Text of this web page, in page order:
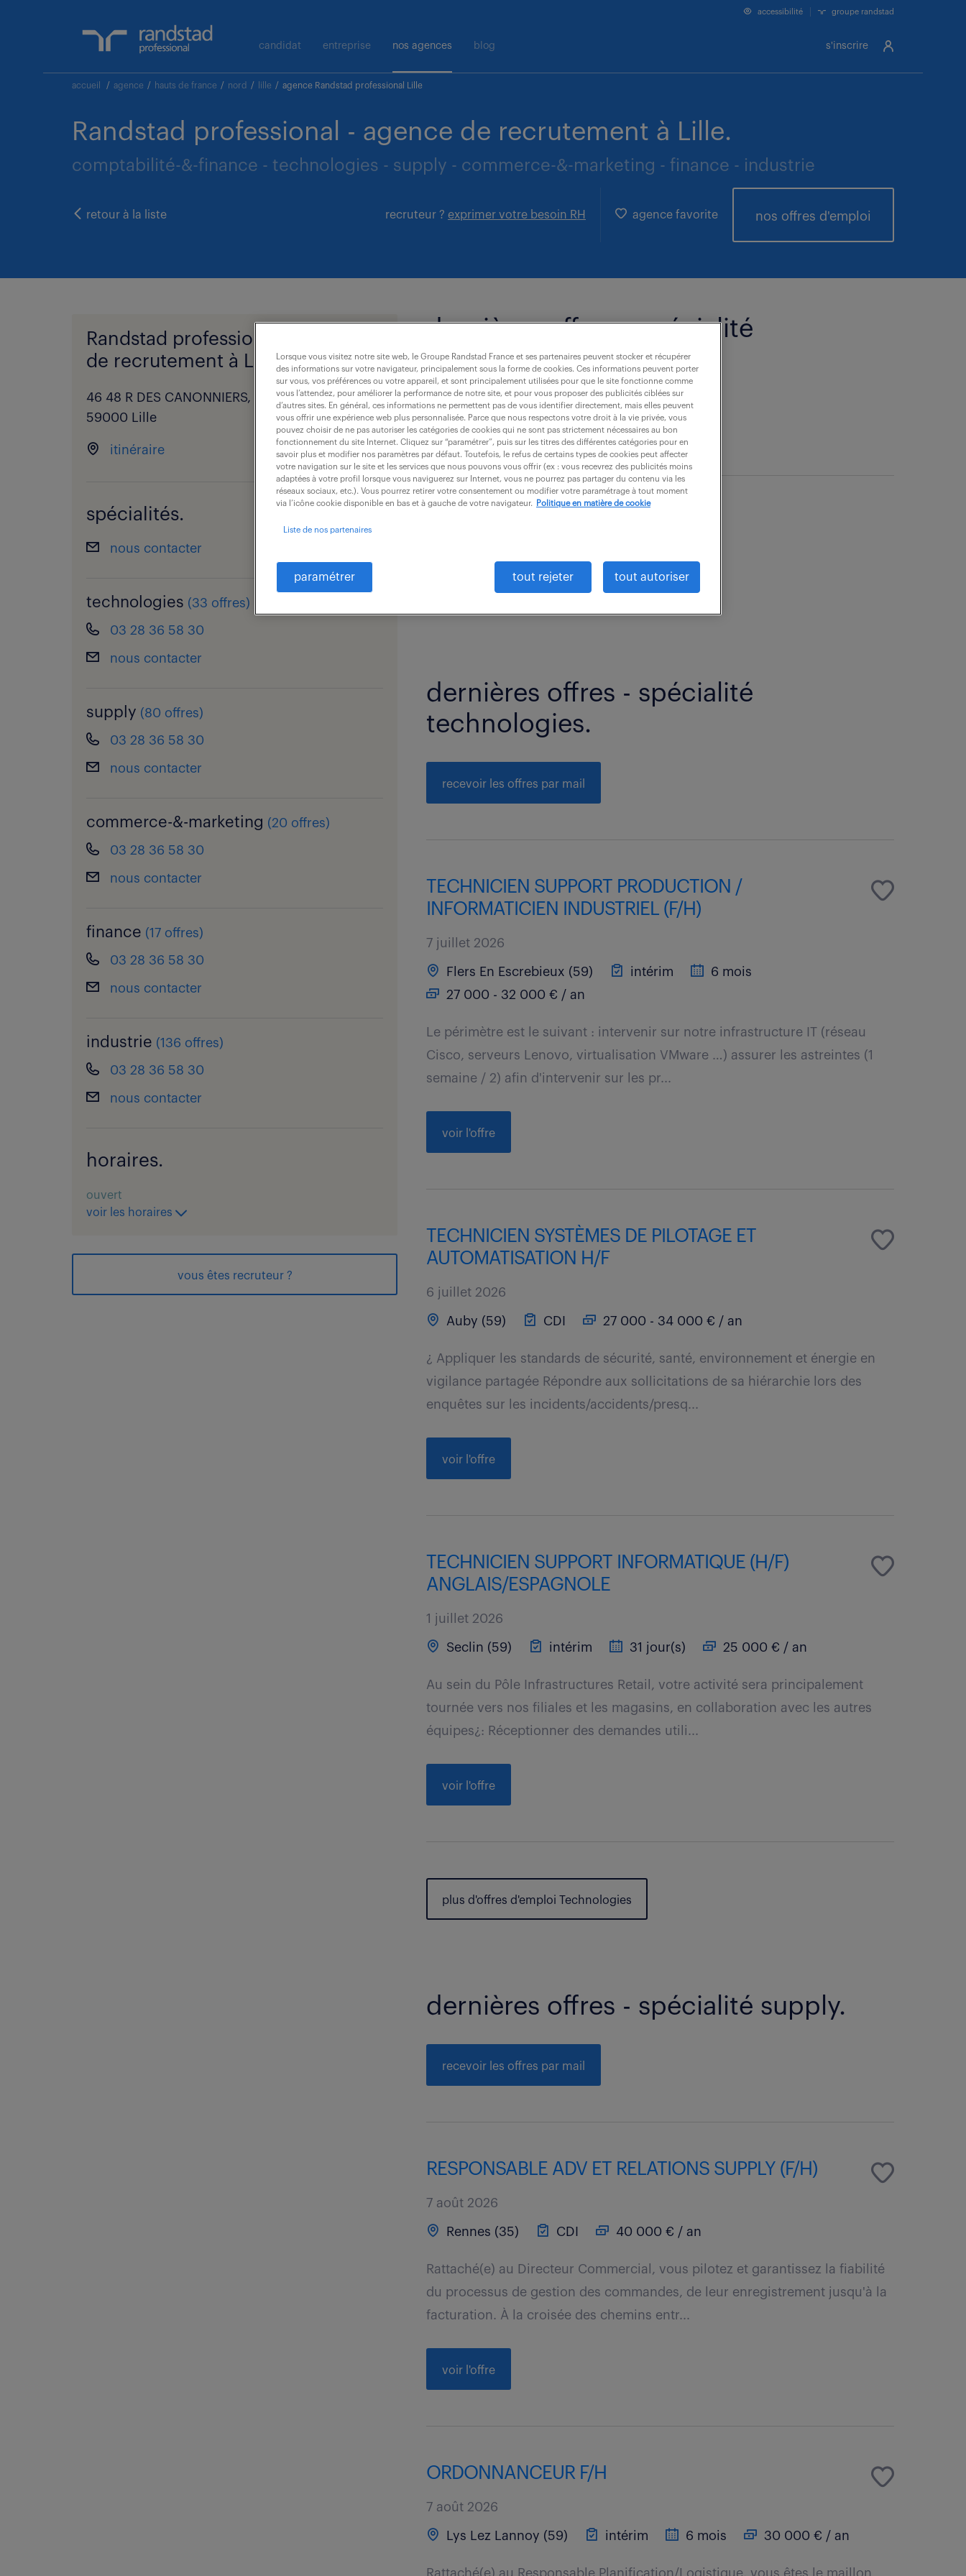
s'inscrire
accessibilité groupe randstad
candidat entreprise nos agences blog
accueil / agence / hauts de france / nord / lille / agence Randstad professional Lille
Randstad professional - agence de recrutement à Lille.
comptabilité-&-finance - technologies - supply - commerce-&-marketing - finance - industrie
nos offres d'emploi
agence favorite
recruteur ? exprimer votre besoin RH
retour à la liste
Randstad professional - agence
de recrutement à Lille.
46 48 R DES CANONNIERS,
59000 Lille
itinéraire
spécialités.
nous contacter
technologies (33 offres)
03 28 36 58 30
nous contacter
supply (80 offres)
03 28 36 58 30
nous contacter
commerce-&-marketing (20 offres)
03 28 36 58 30
nous contacter
finance (17 offres)
03 28 36 58 30
nous contacter
industrie (136 offres)
03 28 36 58 30
nous contacter
horaires.
ouvert
voir les horaires
vous êtes recruteur ?
dernières offres - spécialité
comptabilité-&-finance.
recevoir les offres par mail
dernières offres - spécialité
technologies.
recevoir les offres par mail
TECHNICIEN SUPPORT PRODUCTION /
INFORMATICIEN INDUSTRIEL (F/H)
7 juillet 2026
Flers En Escrebieux (59) intérim
6 mois
27 000 - 32 000 € / an
Le périmètre est le suivant : intervenir sur notre infrastructure IT (réseau
Cisco, serveurs Lenovo, virtualisation VMware …) assurer les astreintes (1
semaine / 2) afin d'intervenir sur les pr...
voir l'offre
TECHNICIEN SYSTÈMES DE PILOTAGE ET
AUTOMATISATION H/F
6 juillet 2026
Auby (59) CDI 27 000 - 34 000 € / an
¿ Appliquer les standards de sécurité, santé, environnement et énergie en
vigilance partagée Répondre aux sollicitations de sa hiérarchie lors des
enquêtes sur les incidents/accidents/presq...
voir l'offre
TECHNICIEN SUPPORT INFORMATIQUE (H/F)
ANGLAIS/ESPAGNOLE
1 juillet 2026
Seclin (59) intérim 31 jour(s) 25 000 € / an
Au sein du Pôle Infrastructures Retail, votre activité sera principalement
tournée vers nos filiales et les magasins, en collaboration avec les autres
équipes¿: Réceptionner des demandes utili...
voir l'offre
plus d'offres d'emploi Technologies
dernières offres - spécialité supply.
recevoir les offres par mail
RESPONSABLE ADV ET RELATIONS SUPPLY (F/H)
7 août 2026
Rennes (35) CDI 40 000 € / an
Rattaché(e) au Directeur Commercial, vous pilotez et garantissez la fiabilité
du processus de gestion des commandes, de leur enregistrement jusqu'à la
facturation. À la croisée des chemins entr...
voir l'offre
ORDONNANCEUR F/H
7 août 2026
Lys Lez Lannoy (59) intérim 6 mois 30 000 € / an
Rattaché(e) au Responsable Planification/Logistique, vous êtes le maillon
Lorsque vous visitez notre site web, le Groupe Randstad France et ses partenaires peuvent stocker et récupérer
des informations sur votre navigateur, principalement sous la forme de cookies. Ces informations peuvent porter
sur vous, vos préférences ou votre appareil, et sont principalement utilisées pour que le site fonctionne comme
vous l’attendez, pour améliorer la performance de notre site, et pour vous proposer des publicités ciblées sur
d’autres sites. En général, ces informations ne permettent pas de vous identifier directement, mais elles peuvent
vous offrir une expérience web plus personnalisée. Parce que nous respectons votre droit à la vie privée, vous
pouvez choisir de ne pas autoriser les catégories de cookies qui ne sont pas strictement nécessaires au bon
fonctionnement du site Internet. Cliquez sur “paramétrer”, puis sur les titres des différentes catégories pour en
savoir plus et modifier nos paramètres par défaut. Toutefois, le refus de certains types de cookies peut affecter
votre navigation sur le site et les services que nous pouvons vous offrir (ex : vous recevrez des publicités moins
adaptées à votre profil lorsque vous naviguerez sur Internet, vous ne pourrez pas partager du contenu via les
réseaux sociaux, etc.). Vous pourrez retirer votre consentement ou modifier votre paramétrage à tout moment
via l’icône cookie disponible en bas et à gauche de votre navigateur.
Politique en matière de cookie
Liste de nos partenaires
paramétrer tout rejeter tout autoriser